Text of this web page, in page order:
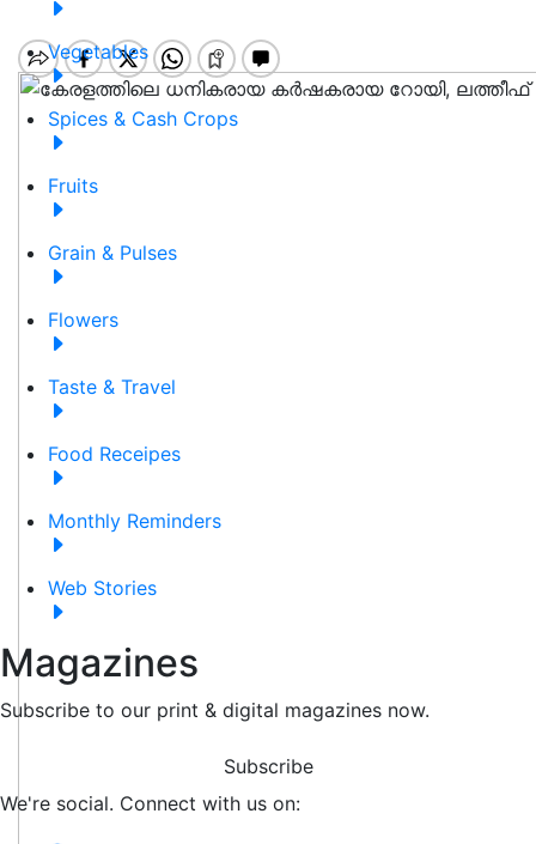
Vegetables
Spices & Cash Crops
Fruits
Grain & Pulses
Flowers
Taste & Travel
Food Receipes
Monthly Reminders
Web Stories
Magazines
Subscribe to our print & digital magazines now.
Subscribe
We're social. Connect with us on: